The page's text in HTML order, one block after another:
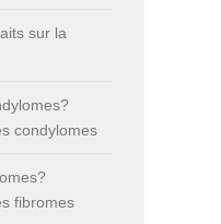
sur la
condylomes
fibromes